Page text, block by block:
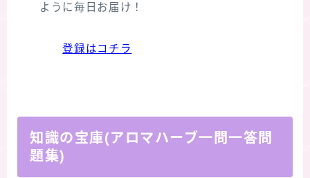
ように毎日お届け！
登録はコチラ
知識の宝庫(アロマハーブ一問一答問
題集)